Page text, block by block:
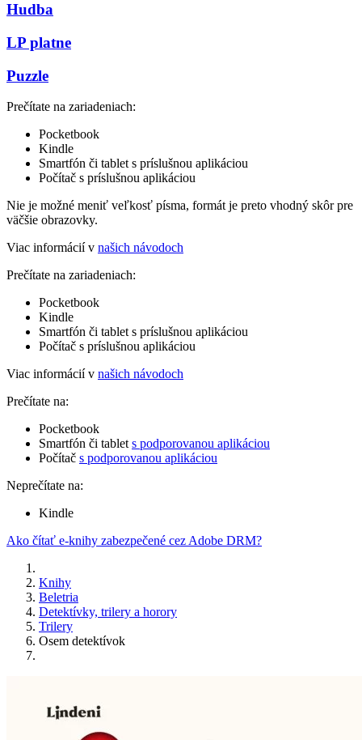
Hudba
LP platne
Puzzle
Prečítate na zariadeniach:
Pocketbook
Kindle
Smartfón či tablet s príslušnou aplikáciou
Počítač s príslušnou aplikáciou
Nie je možné meniť veľkosť písma, formát je preto vhodný skôr pre
väčšie obrazovky.
Viac informácií v našich návodoch
Prečítate na zariadeniach:
Pocketbook
Kindle
Smartfón či tablet s príslušnou aplikáciou
Počítač s príslušnou aplikáciou
Viac informácií v našich návodoch
Prečítate na:
Pocketbook
Smartfón či tablet s podporovanou aplikáciou
Počítač s podporovanou aplikáciou
Neprečítate na:
Kindle
Ako čítať e-knihy zabezpečené cez Adobe DRM?
Knihy
Beletria
Detektívky, trilery a horory
Trilery
Osem detektívok